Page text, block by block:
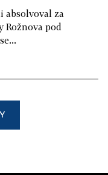
absolvoval za
Rožnova pod